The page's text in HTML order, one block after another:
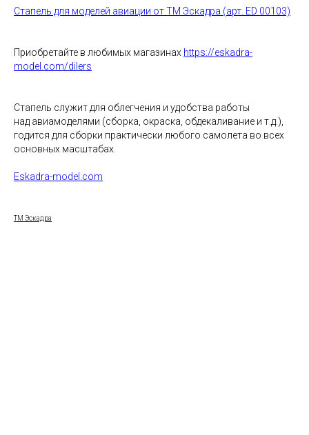
Стапель для моделей авиации от ТМ Эскадра (арт. ED 00103)
Приобретайте в любимых магазинах https://eskadra-
model.com/dilers
Стапель служит для облегчения и удобства работы
над авиамоделями (сборка, окраска, обдекаливание и т.д.),
годится для сборки практически любого самолета во всех
основных масштабах.
Eskadra-model.com
ТМ Эскадра